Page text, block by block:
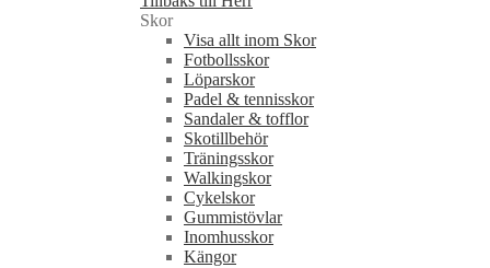
Skor
Visa allt inom Skor
Fotbollsskor
Löparskor
Padel & tennisskor
Sandaler & tofflor
Skotillbehör
Träningsskor
Walkingskor
Cykelskor
Gummistövlar
Inomhusskor
Kängor